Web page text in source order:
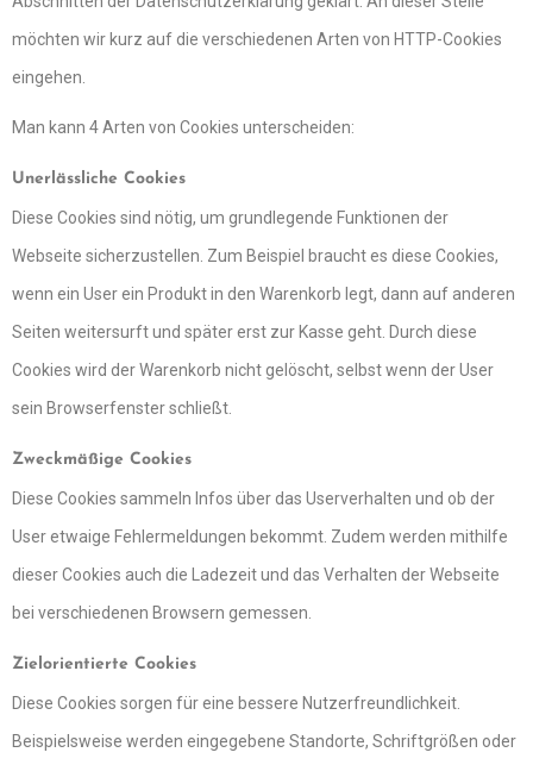
möchten wir kurz auf die verschiedenen Arten von HTTP-Cookies
eingehen.
Man kann 4 Arten von Cookies unterscheiden:
Unerlässliche Cookies
Diese Cookies sind nötig, um grundlegende Funktionen der
Webseite sicherzustellen. Zum Beispiel braucht es diese Cookies,
wenn ein User ein Produkt in den Warenkorb legt, dann auf anderen
Seiten weitersurft und später erst zur Kasse geht. Durch diese
Cookies wird der Warenkorb nicht gelöscht, selbst wenn der User
sein Browserfenster schließt.
Zweckmäßige Cookies
Diese Cookies sammeln Infos über das Userverhalten und ob der
User etwaige Fehlermeldungen bekommt. Zudem werden mithilfe
dieser Cookies auch die Ladezeit und das Verhalten der Webseite
bei verschiedenen Browsern gemessen.
Zielorientierte Cookies
Diese Cookies sorgen für eine bessere Nutzerfreundlichkeit.
Beispielsweise werden eingegebene Standorte, Schriftgrößen oder